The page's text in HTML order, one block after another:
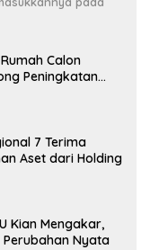
Calon
Peningkatan
7 Terima
Aset dari Holding
Kian Mengakar,
Nyata